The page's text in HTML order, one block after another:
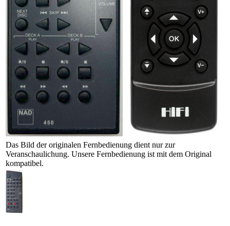
Das Bild der originalen Fernbedienung dient nur zur
Veranschaulichung. Unsere Fernbedienung ist mit dem Original
kompatibel.